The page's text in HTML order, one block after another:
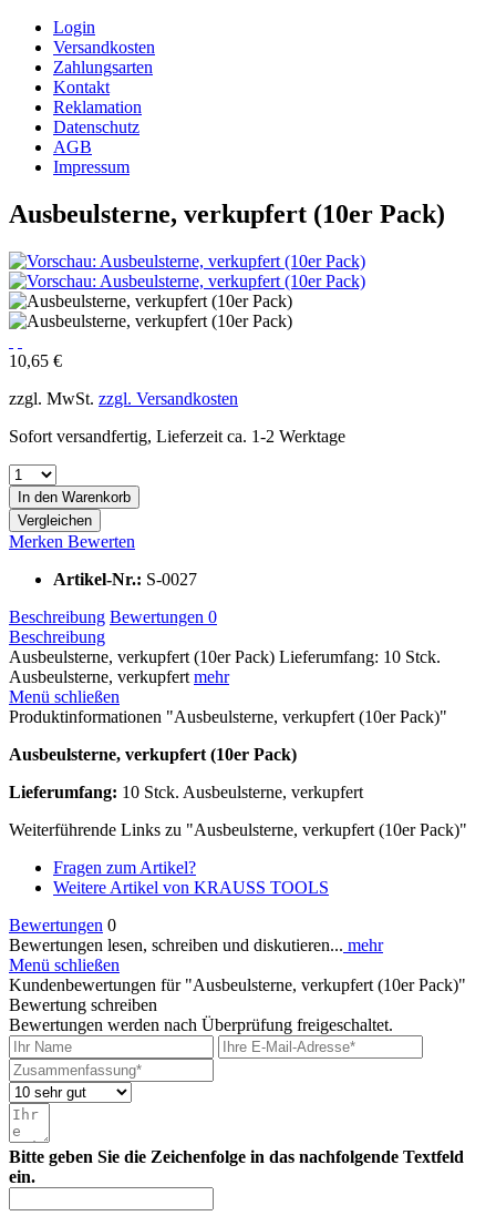
Login
Versandkosten
Zahlungsarten
Kontakt
Reklamation
Datenschutz
AGB
Impressum
Ausbeulsterne, verkupfert (10er Pack)
10,65 €
zzgl. MwSt. zzgl. Versandkosten
Sofort versandfertig, Lieferzeit ca. 1-2 Werktage
In den Warenkorb
Vergleichen
Merken Bewerten
Artikel-Nr.: S-0027
Beschreibung Bewertungen 0
Beschreibung
Ausbeulsterne, verkupfert (10er Pack) Lieferumfang: 10 Stck.
Ausbeulsterne, verkupfert mehr
Menü schließen
Produktinformationen "Ausbeulsterne, verkupfert (10er Pack)"
Ausbeulsterne, verkupfert (10er Pack)
Lieferumfang: 10 Stck. Ausbeulsterne, verkupfert
Weiterführende Links zu "Ausbeulsterne, verkupfert (10er Pack)"
Fragen zum Artikel?
Weitere Artikel von KRAUSS TOOLS
Bewertungen 0
Bewertungen lesen, schreiben und diskutieren... mehr
Menü schließen
Kundenbewertungen für "Ausbeulsterne, verkupfert (10er Pack)"
Bewertung schreiben
Bewertungen werden nach Überprüfung freigeschaltet.
Bitte geben Sie die Zeichenfolge in das nachfolgende Textfeld
ein.